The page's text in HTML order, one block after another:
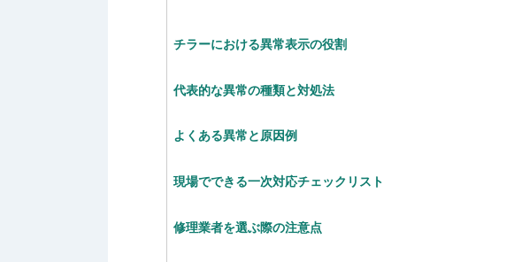
チラーにおける異常表示の役割
代表的な異常の種類と対処法
よくある異常と原因例
現場でできる一次対応チェックリスト
修理業者を選ぶ際の注意点